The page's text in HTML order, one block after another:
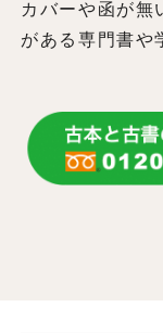
カバーや函が無
がある専門書や